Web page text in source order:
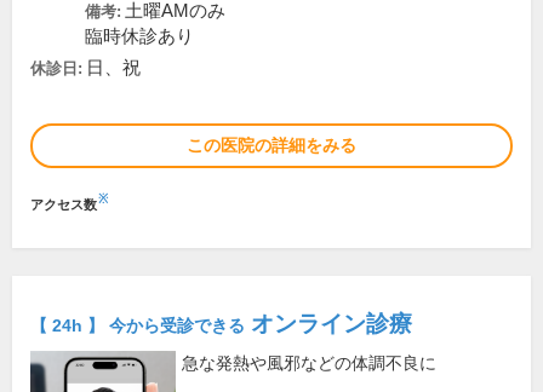
備考: 土曜AMのみ
臨時休診あり
休診日: 日、祝
この医院の詳細をみる
アクセス数※
【 24h 】 今から受診できる オンライン診療
急な発熱や風邪などの体調不良に